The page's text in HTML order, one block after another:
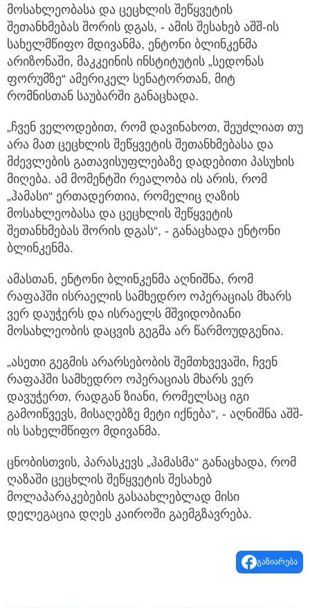
მოსახლეობასა და ცეცხლის შეწყვეტის
შეთანხმებას შორის დგას, - ამის შესახებ აშშ-ის
სახელმწიფო მდივანმა, ენტონი ბლინკენმა
არიზონაში, მაკკეინის ინსტიტუტის „სედონას
ფორუმზე“ ამერიკელ სენატორთან, მიტ
რომნისთან საუბარში განაცხადა.
„ჩვენ ველოდებით, რომ დავინახოთ, შეუძლიათ თუ
არა მათ ცეცხლის შეწყვეტის შეთანხმებასა და
მძევლების გათავისუფლებაზე დადებითი პასუხის
მიღება. ამ მომენტში რეალობა ის არის, რომ
„ჰამასი“ ერთადერთია, რომელიც ღაზის
მოსახლეობასა და ცეცხლის შეწყვეტის
შეთანხმებას შორის დგას“, - განაცხადა ენტონი
ბლინკენმა.
ამასთან, ენტონი ბლინკენმა აღნიშნა, რომ
რაფაჰში ისრაელის სამხედრო ოპერაციას მხარს
ვერ დაუჭერს და ისრაელს მშვიდობიანი
მოსახლეობის დაცვის გეგმა არ წარმოუდგენია.
„ასეთი გეგმის არარსებობის შემთხვევაში, ჩვენ
რაფაჰში სამხედრო ოპერაციას მხარს ვერ
დავუჭერთ, რადგან ზიანი, რომელსაც იგი
გამოიწვევს, მისაღებზე მეტი იქნება“, - აღნიშნა აშშ-
ის სახელმწიფო მდივანმა.
ცნობისთვის, პარასკევს „ჰამასმა“ განაცხადა, რომ
ღაზაში ცეცხლის შეწყვეტის შესახებ
მოლაპარაკებების გასაახლებლად მისი
დელეგაცია დღეს კაიროში გაემგზავრება.
გაზიარება